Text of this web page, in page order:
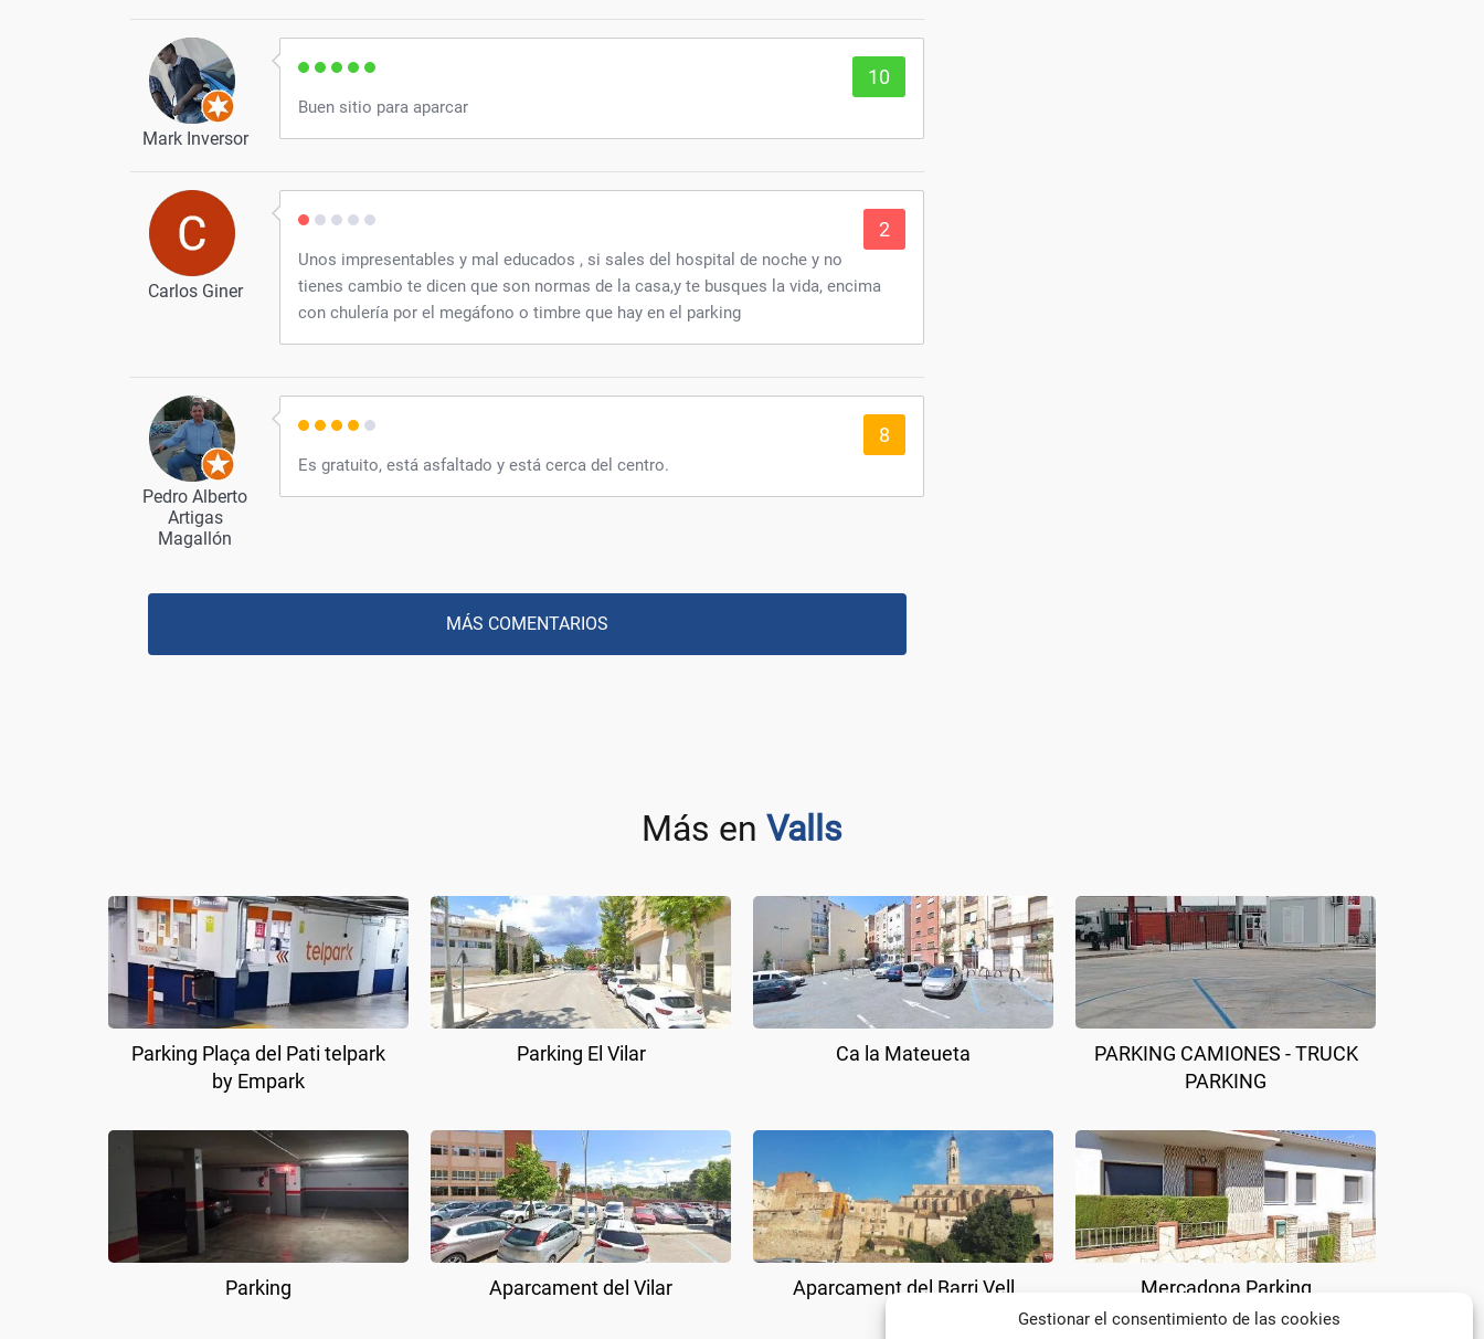
Gestionar el consentimiento de las cookies
Mark Inversor
10
Buen sitio para aparcar
Carlos Giner
2
Unos impresentables y mal educados , si sales del hospital de noche y no
tienes cambio te dicen que son normas de la casa,y te busques la vida, encima
con chulería por el megáfono o timbre que hay en el parking
Pedro Alberto
Artigas
Magallón
8
Es gratuito, está asfaltado y está cerca del centro.
MÁS COMENTARIOS
Más en Valls
Parking Plaça del Pati telpark
by Empark
Parking El Vilar Ca la Mateueta
PARKING CAMIONES - TRUCK
PARKING
Parking Aparcament del Vilar Aparcament del Barri Vell Mercadona Parking